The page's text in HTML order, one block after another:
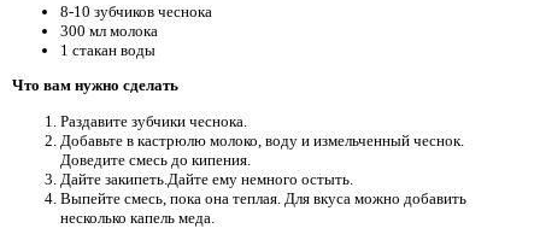
8-10 зубчиков чеснока
300 мл молока
1 стакан воды
Что вам нужно сделать
Раздавите зубчики чеснока.
Добавьте в кастрюлю молоко, воду и измельченный чеснок.
Доведите смесь до кипения.
Дайте закипеть.Дайте ему немного остыть.
Выпейте смесь, пока она теплая. Для вкуса можно добавить
несколько капель меда.